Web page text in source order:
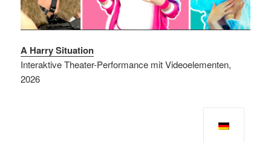
A Harry Situation
Interaktive Theater-Performance mit Videoelementen,
2026